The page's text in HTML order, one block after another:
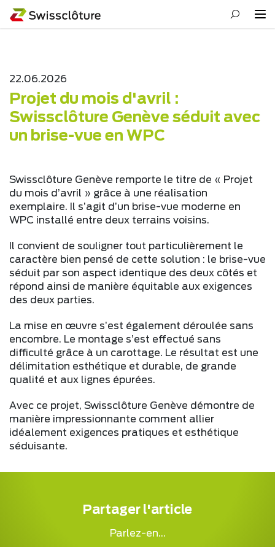
22.06.2026
Projet du mois d'avril :
Swissclôture Genève séduit avec
un brise-vue en WPC
Swissclôture Genève remporte le titre de « Projet
du mois d’avril » grâce à une réalisation
exemplaire. Il s’agit d’un brise-vue moderne en
WPC installé entre deux terrains voisins.
Il convient de souligner tout particulièrement le
caractère bien pensé de cette solution : le brise-vue
séduit par son aspect identique des deux côtés et
répond ainsi de manière équitable aux exigences
des deux parties.
La mise en œuvre s’est également déroulée sans
encombre. Le montage s’est effectué sans
difficulté grâce à un carottage. Le résultat est une
délimitation esthétique et durable, de grande
qualité et aux lignes épurées.
Avec ce projet, Swissclôture Genève démontre de
manière impressionnante comment allier
idéalement exigences pratiques et esthétique
séduisante.
Partager l'article
Parlez-en...